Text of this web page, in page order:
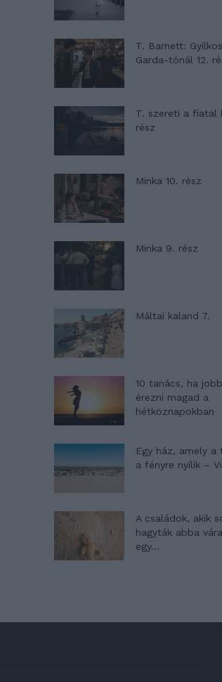
T. Barnett:
Garda-tónál 12.
T. szereti a fiatal
rész
Minka 10. rész
Minka 9. rész
Máltai kaland 7.
10 tanács, ha
érezni magad a
hétköznapokban
Egy ház, amely a
a fényre nyílik –
A családok, akik
hagyták abba
egy...